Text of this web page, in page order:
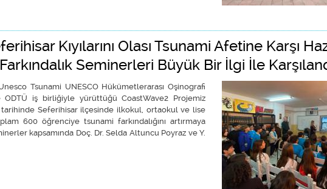
Kıyılarını Olası Tsunami Afetine Karşı
Seminerleri Büyük Bir İlgi İle
Tsunami UNESCO Hükümetlerarası Oşinografi
ODTÜ iş birliğiyle yürüttüğü CoastWave2 Projemiz
tarihinde Seferihisar ilçesinde ilkokul, ortaokul ve lise
600 öğrenciye tsunami farkındalığını artırmaya
kapsamında Doç. Dr. Selda Altuncu Poyraz ve Y.
Tsunami Afetine Karşı Hazırlıyor. Seferihisar’da Tsunami Farkındalık Seminerleri